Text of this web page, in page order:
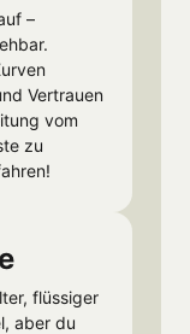
–
Vertrauen
vom
zu
flüssiger
aber du